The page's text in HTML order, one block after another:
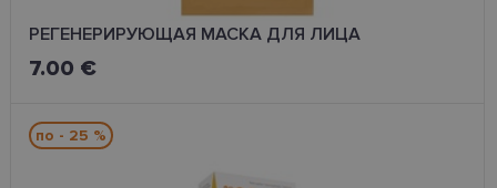
РЕГЕНЕРИРУЮЩАЯ МАСКА ДЛЯ ЛИЦА
7.00 €
по - 25 %